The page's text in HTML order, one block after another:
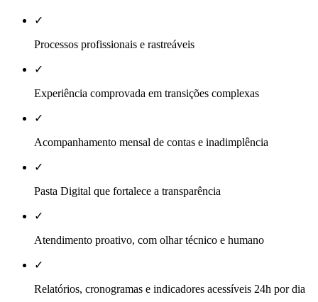
✓
Processos profissionais e rastreáveis
✓
Experiência comprovada em transições complexas
✓
Acompanhamento mensal de contas e inadimplência
✓
Pasta Digital que fortalece a transparência
✓
Atendimento proativo, com olhar técnico e humano
✓
Relatórios, cronogramas e indicadores acessíveis 24h por dia